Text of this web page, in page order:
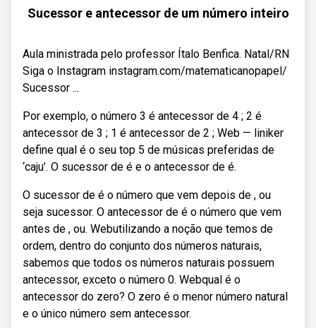
Sucessor e antecessor de um número inteiro
Aula ministrada pelo professor Ítalo Benfica. Natal/RN
Siga o Instagram instagram.com/matematicanopapel/
Sucessor ...
Por exemplo, o número 3 é antecessor de 4 ; 2 é
antecessor de 3 ; 1 é antecessor de 2 ; Web — liniker
define qual é o seu top 5 de músicas preferidas de
‘caju’. O sucessor de é e o antecessor de é.
O sucessor de é o número que vem depois de , ou
seja sucessor. O antecessor de é o número que vem
antes de , ou. Webutilizando a noção que temos de
ordem, dentro do conjunto dos números naturais,
sabemos que todos os números naturais possuem
antecessor, exceto o número 0. Webqual é o
antecessor do zero? O zero é o menor número natural
e o único número sem antecessor.